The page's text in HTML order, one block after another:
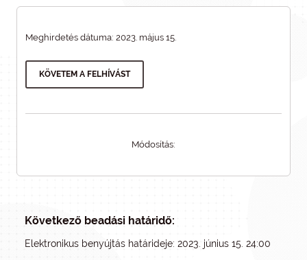
Meghirdetés dátuma: 2023. május 15.
KÖVETEM A FELHÍVÁST
Módosítás:
Következő beadási határidő:
Elektronikus benyújtás határideje: 2023. június 15. 24:00